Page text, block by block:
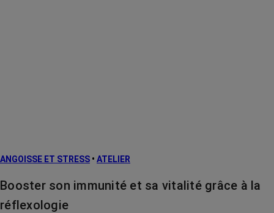
ANGOISSE ET STRESS • ATELIER
Booster son immunité et sa vitalité grâce à la
réflexologie